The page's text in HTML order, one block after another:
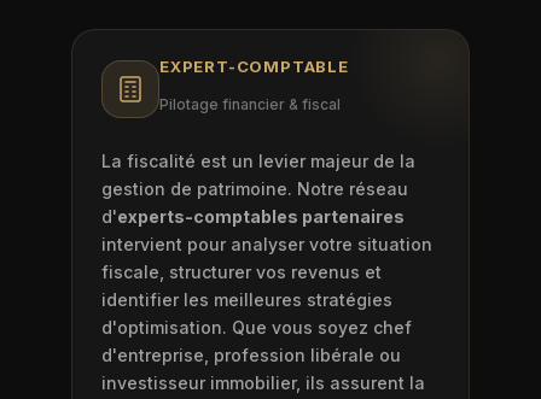
EXPERT-COMPTABLE
Pilotage financier & fiscal
La fiscalité est un levier majeur de la
gestion de patrimoine. Notre réseau
d'experts-comptables partenaires
intervient pour analyser votre situation
fiscale, structurer vos revenus et
identifier les meilleures stratégies
d'optimisation. Que vous soyez chef
d'entreprise, profession libérale ou
investisseur immobilier, ils assurent la